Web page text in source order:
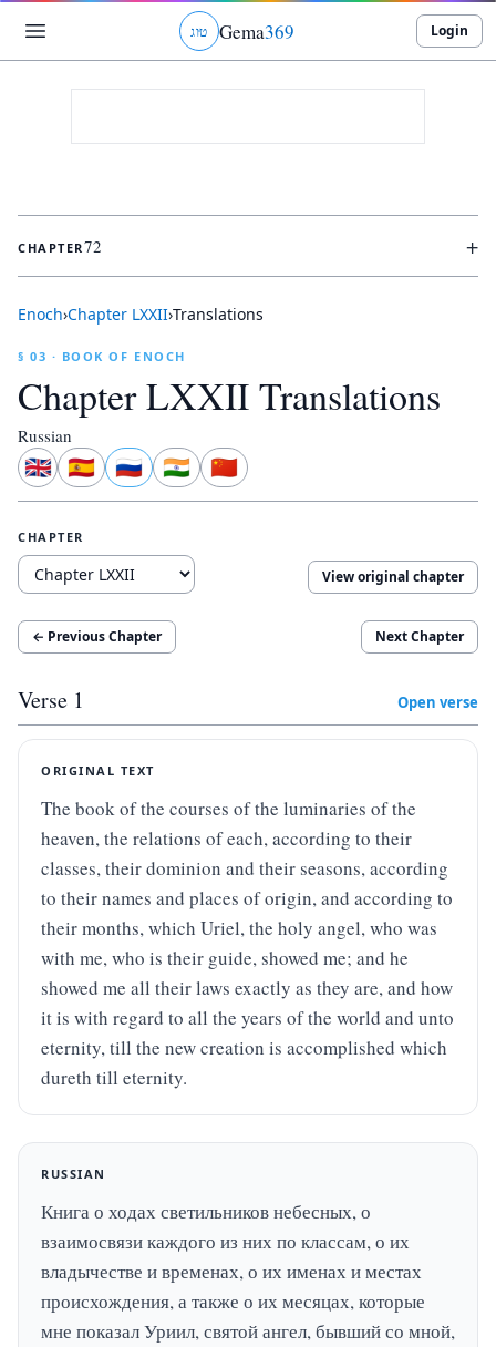
גוט Gema369 Login
CHAPTER72 +
Enoch›Chapter LXXII›Translations
§ 03 · BOOK OF ENOCH
ChapterLXXIITranslations
Russian
🇬🇧 🇪🇸 🇷🇺 🇮🇳 🇨🇳
CHAPTER
View original chapter
← Previous Chapter Next Chapter
Verse 1 Open verse
ORIGINAL TEXT
The book of the courses of the luminaries of the
heaven, the relations of each, according to their
classes, their dominion and their seasons, according
to their names and places of origin, and according to
their months, which Uriel, the holy angel, who was
with me, who is their guide, showed me; and he
showed me all their laws exactly as they are, and how
it is with regard to all the years of the world and unto
eternity, till the new creation is accomplished which
dureth till eternity.
RUSSIAN
Книга о ходах светильников небесных, о
взаимосвязи каждого из них по классам, о их
владычестве и временах, о их именах и местах
происхождения, а также о их месяцах, которые
мне показал Уриил, святой ангел, бывший со мной,